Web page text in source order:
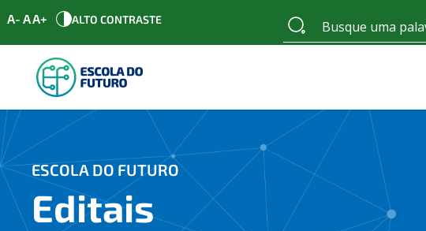
A- AA+ ALTO CONTRASTE
ESCOLA DO FUTURO
Editais